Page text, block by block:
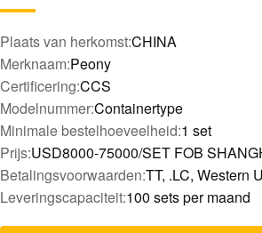
Plaats van herkomst:CHINA
Merknaam:Peony
Certificering:CCS
Modelnummer:Containertype
Minimale bestelhoeveelheid:1 set
Prijs:USD8000-75000/SET FOB
Betalingsvoorwaarden:TT, .LC, Western
Leveringscapaciteit:100 sets per maand